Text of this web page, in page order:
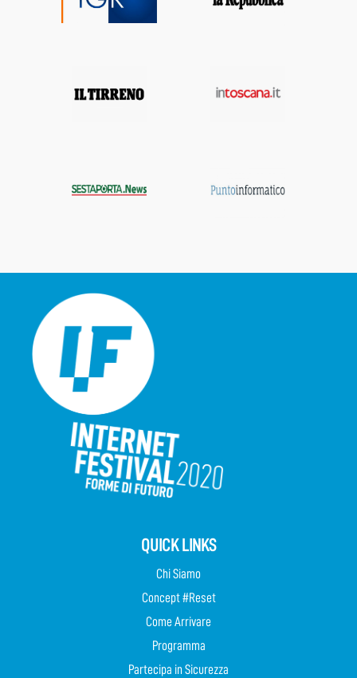
QUICK LINKS
Chi Siamo
Concept #Reset
Come Arrivare
Programma
Partecipa in Sicurezza